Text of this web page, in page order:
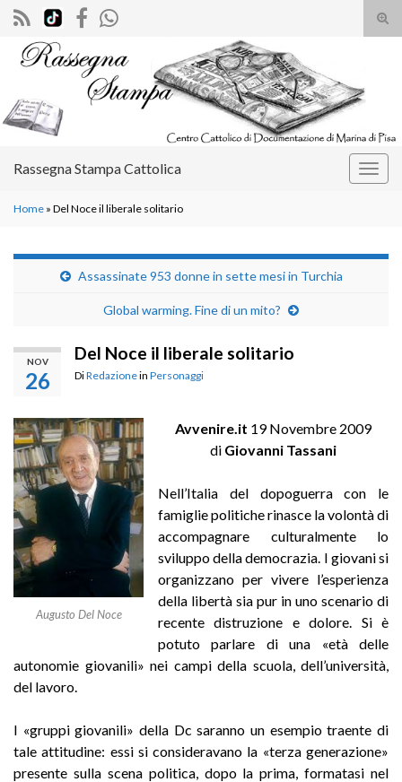
il
Search for:
Rassegna Stampa Cattolica
Home » Del Noce il liberale solitario
Assassinate 953 donne in sette mesi in Turchia
Global warming. Fine di un mito?
NOV
26
Del Noce il liberale solitario
DiRedazionein Personaggi
Augusto Del Noce
Avvenire.it 19 Novembre 2009
di Giovanni Tassani
Nell’Italia del dopoguerra con le
famiglie politiche rinasce la volontà di
accompagnare culturalmente lo
sviluppo della democrazia. I giovani si
organizzano per vivere l’esperienza
della libertà sia pur in uno scenario di
recente distruzione e dolore. Si è
potuto parlare di una «età delle
autonomie giovanili» nei campi della scuola, dell’università,
del lavoro.
I «gruppi giovanili» della Dc saranno un esempio traente di
tale attitudine: essi si consideravano la «terza generazione»
presente sulla scena politica, dopo la prima, formatasi nel